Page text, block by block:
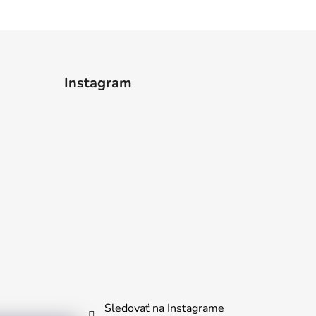
Instagram
Sledovať na Instagrame